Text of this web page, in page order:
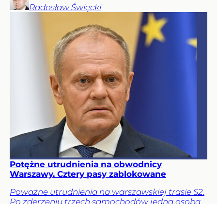
Radosław Święcki
Potężne utrudnienia na obwodnicy
Warszawy. Cztery pasy zablokowane
Poważne utrudnienia na warszawskiej trasie S2.
Po zderzeniu trzech samochodów jedna osoba